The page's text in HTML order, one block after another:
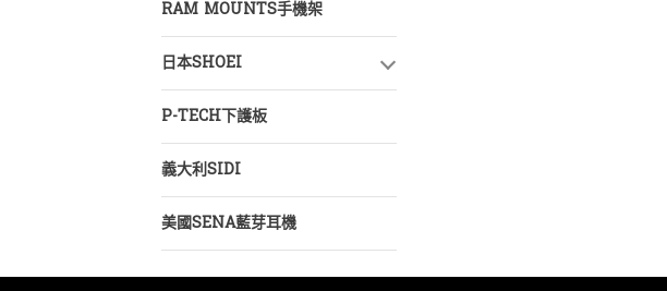
RAM MOUNTS手機架
日本SHOEI
P-TECH下護板
義大利SIDI
美國SENA藍芽耳機